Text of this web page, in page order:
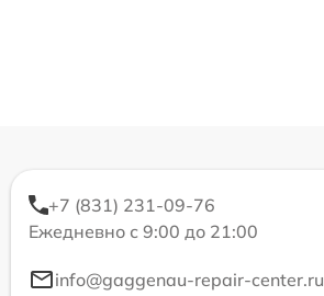
+7 (831) 231-09-76
Ежедневно с 9:00 до 21:00
info@gaggenau-repair-center.ru